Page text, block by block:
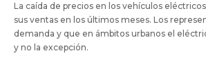
La caída de precios en los vehículos
sus ventas en los últimos meses. Los
demanda y que en ámbitos urbanos el
y no la excepción.